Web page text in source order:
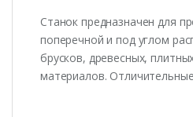
Станок предназначен для
поперечной и под углом
брусков, древесных,
материалов.